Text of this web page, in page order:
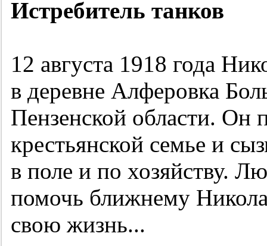
Истребитель танков
12 августа 1918 года
в деревне Алферовка
Пензенской области. Он
крестьянской семье и
в поле и по хозяйству.
помочь ближнему
свою жизнь...